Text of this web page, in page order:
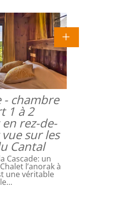
- chambre
1 à 2
rez-de-
sur les
Cantal
Cascade: un
l’anorak à
une véritable